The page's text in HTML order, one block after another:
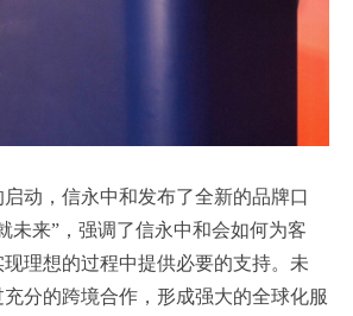
动，信永中和发布了全新的品牌口
未来”，强调了信永中和会如何为客
理想的过程中提供必要的支持。未
分的跨境合作，形成强大的全球化服